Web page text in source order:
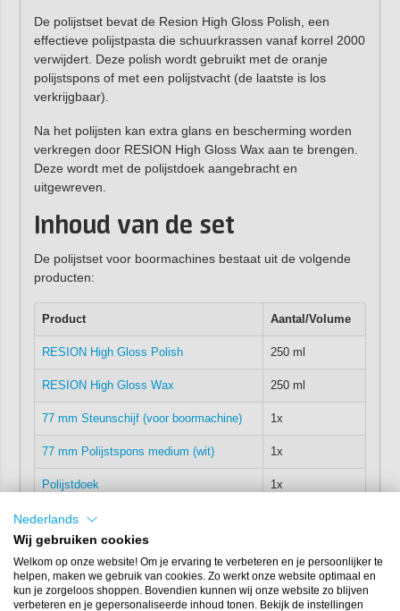
De polijstset bevat de Resion High Gloss Polish, een
effectieve polijstpasta die schuurkrassen vanaf korrel 2000
verwijdert. Deze polish wordt gebruikt met de oranje
polijstspons of met een polijstvacht (de laatste is los
verkrijgbaar).
Na het polijsten kan extra glans en bescherming worden
verkregen door RESION High Gloss Wax aan te brengen.
Deze wordt met de polijstdoek aangebracht en
uitgewreven.
Inhoud van de set
De polijstset voor boormachines bestaat uit de volgende
producten:
Product Aantal/Volume
RESION High Gloss Polish 250 ml
RESION High Gloss Wax 250 ml
77 mm Steunschijf (voor boormachine) 1x
77 mm Polijstspons medium (wit) 1x
Polijstdoek 1x
Je kunt de polijstset
producten die allemaal dezelfde maat hebben:
Steunschijf 77 mm(los geleverd)
Polijstspons 77 mm(zacht, medium en hard)
Nederlands
Wij gebruiken cookies
Welkom op onze website! Om je ervaring te verbeteren en je persoonlijker te
helpen, maken we gebruik van cookies. Zo werkt onze website optimaal en
kun je zorgeloos shoppen. Bovendien kunnen wij onze website zo blijven
verbeteren en je gepersonaliseerde inhoud tonen. Bekijk de instellingen